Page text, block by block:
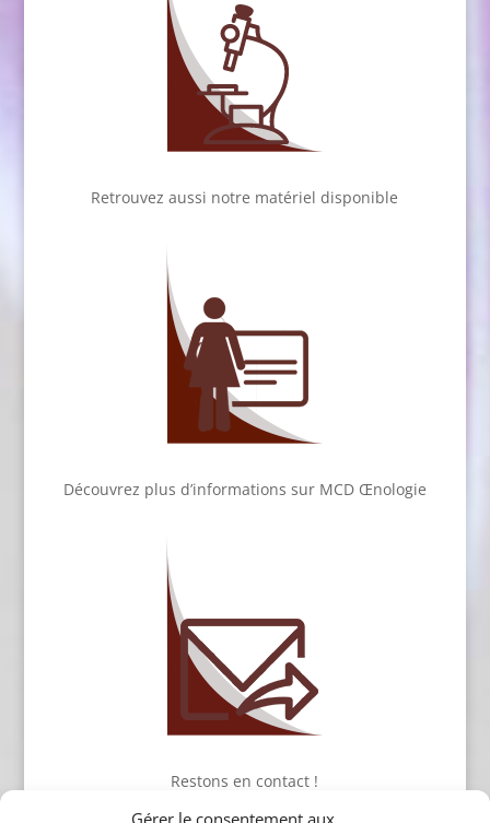
Gérer le consentement aux
Retrouvez aussi notre matériel disponible
Découvrez plus d’informations sur MCD Œnologie
Restons en contact !